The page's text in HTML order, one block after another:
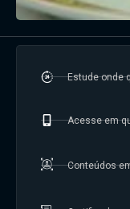
Estude onde
Acesse em
Conteúdos